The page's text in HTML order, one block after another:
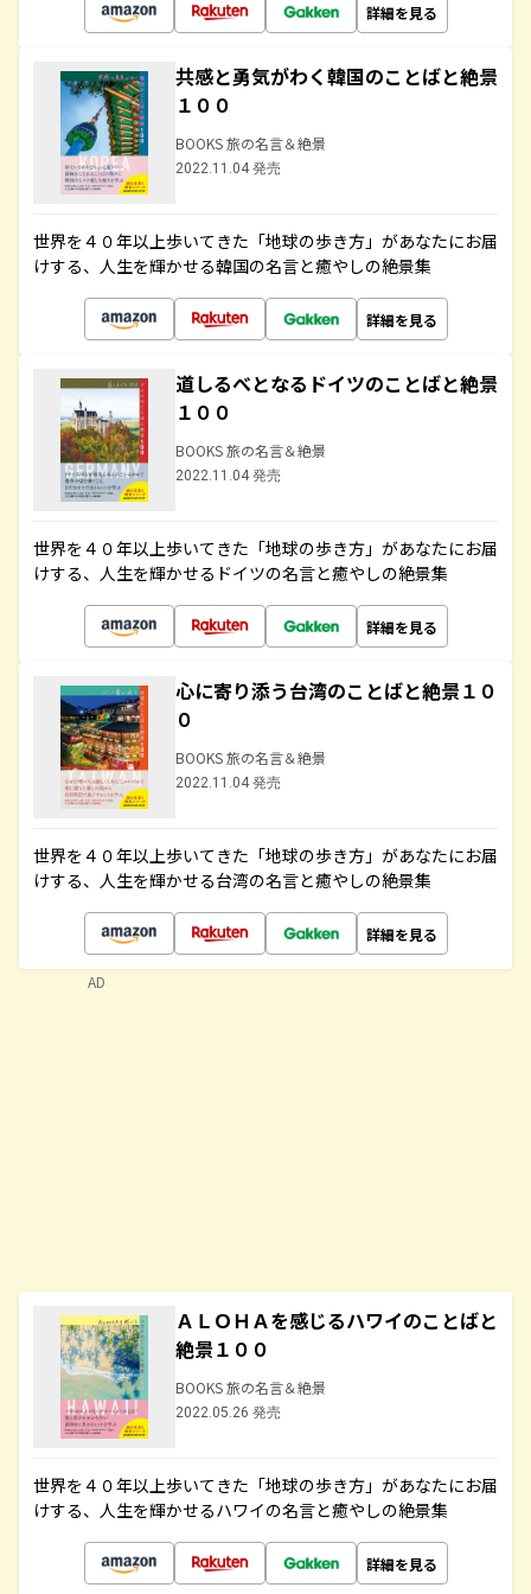
詳細を見る
共感と勇気がわく韓国のことばと絶景
１００
BOOKS 旅の名言＆絶景
2022.11.04 発売
世界を４０年以上歩いてきた「地球の歩き方」があなたにお届
けする、人生を輝かせる韓国の名言と癒やしの絶景集
詳細を見る
道しるべとなるドイツのことばと絶景
１００
BOOKS 旅の名言＆絶景
2022.11.04 発売
世界を４０年以上歩いてきた「地球の歩き方」があなたにお届
けする、人生を輝かせるドイツの名言と癒やしの絶景集
詳細を見る
心に寄り添う台湾のことばと絶景１０
０
BOOKS 旅の名言＆絶景
2022.11.04 発売
世界を４０年以上歩いてきた「地球の歩き方」があなたにお届
けする、人生を輝かせる台湾の名言と癒やしの絶景集
詳細を見る
ＡＬＯＨＡを感じるハワイのことばと
絶景１００
BOOKS 旅の名言＆絶景
2022.05.26 発売
世界を４０年以上歩いてきた「地球の歩き方」があなたにお届
けする、人生を輝かせるハワイの名言と癒やしの絶景集
詳細を見る
AD